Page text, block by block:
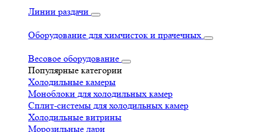
Линии раздачи
Оборудование для химчисток и прачечных
Весовое оборудование
Популярные категории
Холодильные камеры
Моноблоки для холодильных камер
Сплит-системы для холодильных камер
Холодильные витрины
Морозильные лари